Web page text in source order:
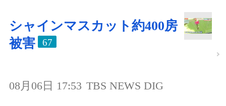
シャインマスカット約400房
被害
67
08月06日 17:53 TBS NEWS DIG